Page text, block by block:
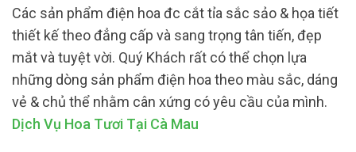
Các sản phẩm điện hoa đc cắt tỉa sắc sảo & họa tiết
thiết kế theo đẳng cấp và sang trọng tân tiến, đẹp
mắt và tuyệt vời. Quý Khách rất có thể chọn lựa
những dòng sản phẩm điện hoa theo màu sắc, dáng
vẻ & chủ thể nhằm cân xứng có yêu cầu của mình.
Dịch Vụ Hoa Tươi Tại Cà Mau